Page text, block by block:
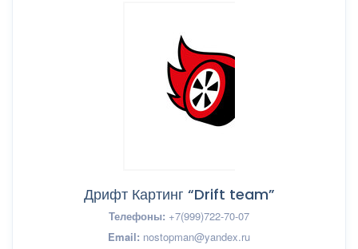
Дрифт Картинг “Drift team”
Телефоны: +7(999)722-70-07
Email: nostopman@yandex.ru